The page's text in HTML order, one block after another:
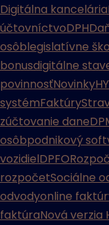
Digitálna kancelária
účtovníctvoDPH
osôblegislatívne
bonusdigitálne
povinnosťNovinky
systémFaktúry
zúčtovanie dane
osôbpodnikový
vozidielDPFO
rozpočetSociálne
odvodyonline
faktúraNová verzia